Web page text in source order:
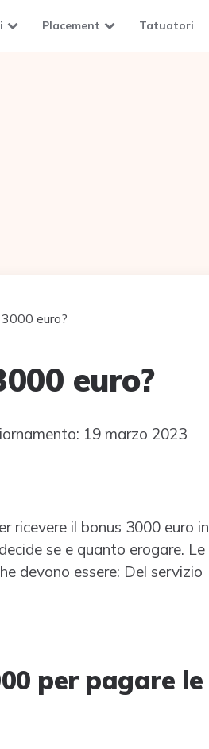
Placement Tatuatori
euro?
euro?
19 marzo 2023
ricevere il bonus 3000 euro in
se e quanto erogare. Le
devono essere: Del servizio
per pagare le